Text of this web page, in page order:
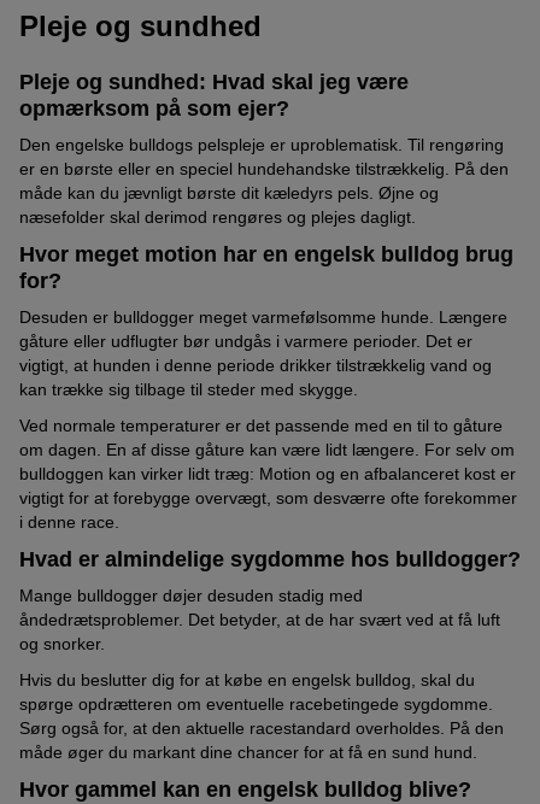
Pleje og sundhed
Pleje og sundhed: Hvad skal jeg være
opmærksom på som ejer?
Den engelske bulldogs pelspleje er uproblematisk. Til rengøring
er en børste eller en speciel hundehandske tilstrækkelig. På den
måde kan du jævnligt børste dit kæledyrs pels. Øjne og
næsefolder skal derimod rengøres og plejes dagligt.
Hvor meget motion har en engelsk bulldog brug
for?
Desuden er bulldogger meget varmefølsomme hunde. Længere
gåture eller udflugter bør undgås i varmere perioder. Det er
vigtigt, at hunden i denne periode drikker tilstrækkelig vand og
kan trække sig tilbage til steder med skygge.
Ved normale temperaturer er det passende med en til to gåture
om dagen. En af disse gåture kan være lidt længere. For selv om
bulldoggen kan virker lidt træg: Motion og en afbalanceret kost er
vigtigt for at forebygge overvægt, som desværre ofte forekommer
i denne race.
Hvad er almindelige sygdomme hos bulldogger?
Mange bulldogger døjer desuden stadig med
åndedrætsproblemer. Det betyder, at de har svært ved at få luft
og snorker.
Hvis du beslutter dig for at købe en engelsk bulldog, skal du
spørge opdrætteren om eventuelle racebetingede sygdomme.
Sørg også for, at den aktuelle racestandard overholdes. På den
måde øger du markant dine chancer for at få en sund hund.
Hvor gammel kan en engelsk bulldog blive?